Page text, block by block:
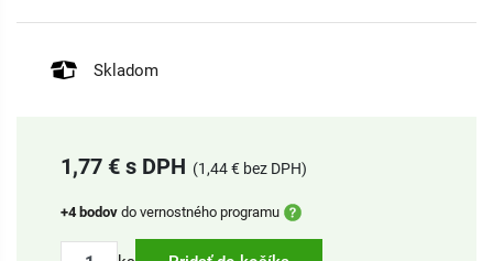
Skladom
1,77 € s DPH (1,44 € bez DPH)
+4 bodov do vernostného programu